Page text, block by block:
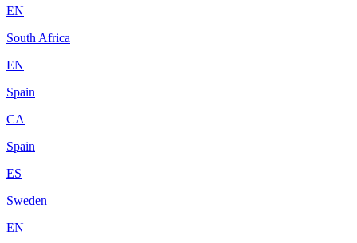
EN
South Africa
EN
Spain
CA
Spain
ES
Sweden
EN